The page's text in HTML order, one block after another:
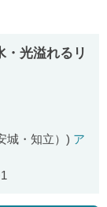
・光溢れるリ
城・知立）) ア